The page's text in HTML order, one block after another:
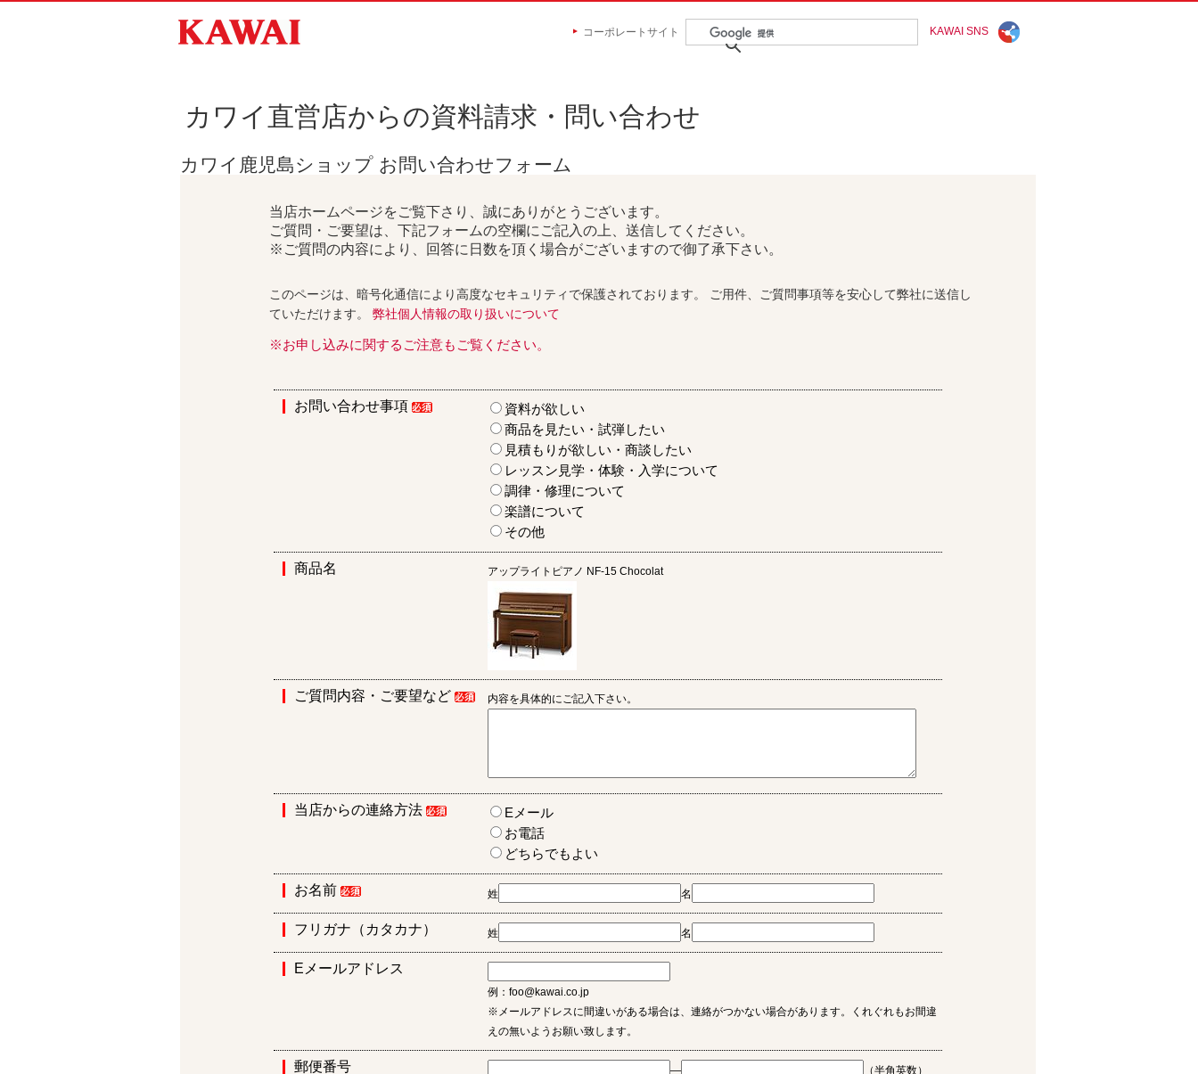
コーポレートサイト KAWAI SNS
カワイ直営店からの資料請求・問い合わせ
カワイ鹿児島ショップ お問い合わせフォーム
当店ホームページをご覧下さり、誠にありがとうございます。
ご質問・ご要望は、下記フォームの空欄にご記入の上、送信してください。
※ご質問の内容により、回答に日数を頂く場合がございますので御了承下さい。
このページは、暗号化通信により高度なセキュリティで保護されております。 ご用件、ご質問事項等を安心して弊社に送信し
ていただけます。 弊社個人情報の取り扱いについて
※お申し込みに関するご注意もご覧ください。
お問い合わせ事項
資料が欲しい
商品を見たい・試弾したい
見積もりが欲しい・商談したい
レッスン見学・体験・入学について
調律・修理について
楽譜について
その他
商品名 アップライトピアノ NF-15 Chocolat
ご質問内容・ご要望など 内容を具体的にご記入下さい。
当店からの連絡方法
Eメール
お電話
どちらでもよい
お名前 姓 名
フリガナ（カタカナ） 姓 名
Eメールアドレス
例：foo@kawai.co.jp
※メールアドレスに間違いがある場合は、連絡がつかない場合があります。くれぐれもお間違
えの無いようお願い致します。
郵便番号 ― （半角英数）